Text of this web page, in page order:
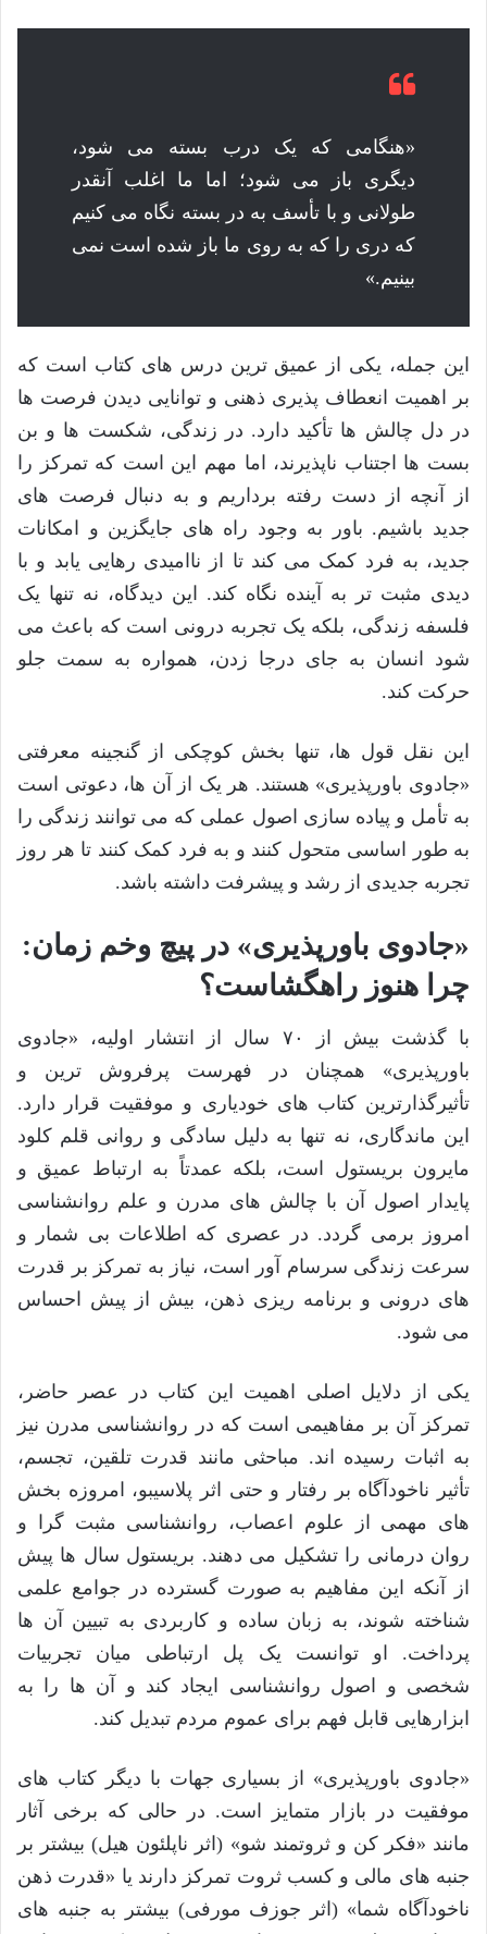
«هنگامی که یک درب بسته می شود،
دیگری باز می شود؛ اما ما اغلب آنقدر
طولانی و با تأسف به در بسته نگاه می کنیم
که دری را که به روی ما باز شده است نمی
بینیم.»
این جمله، یکی از عمیق ترین درس های کتاب است که
بر اهمیت انعطاف پذیری ذهنی و توانایی دیدن فرصت ها
در دل چالش ها تأکید دارد. در زندگی، شکست ها و بن
بست ها اجتناب ناپذیرند، اما مهم این است که تمرکز را
از آنچه از دست رفته برداریم و به دنبال فرصت های
جدید باشیم. باور به وجود راه های جایگزین و امکانات
جدید، به فرد کمک می کند تا از ناامیدی رهایی یابد و با
دیدی مثبت تر به آینده نگاه کند. این دیدگاه، نه تنها یک
فلسفه زندگی، بلکه یک تجربه درونی است که باعث می
شود انسان به جای درجا زدن، همواره به سمت جلو
حرکت کند.
این نقل قول ها، تنها بخش کوچکی از گنجینه معرفتی
«جادوی باورپذیری» هستند. هر یک از آن ها، دعوتی است
به تأمل و پیاده سازی اصول عملی که می توانند زندگی را
به طور اساسی متحول کنند و به فرد کمک کنند تا هر روز
تجربه جدیدی از رشد و پیشرفت داشته باشد.
«جادوی باورپذیری» در پیچ وخم زمان:
چرا هنوز راهگشاست؟
با گذشت بیش از ۷۰ سال از انتشار اولیه، «جادوی
باورپذیری» همچنان در فهرست پرفروش ترین و
تأثیرگذارترین کتاب های خودیاری و موفقیت قرار دارد.
این ماندگاری، نه تنها به دلیل سادگی و روانی قلم کلود
مایرون بریستول است، بلکه عمدتاً به ارتباط عمیق و
پایدار اصول آن با چالش های مدرن و علم روانشناسی
امروز برمی گردد. در عصری که اطلاعات بی شمار و
سرعت زندگی سرسام آور است، نیاز به تمرکز بر قدرت
های درونی و برنامه ریزی ذهن، بیش از پیش احساس
می شود.
یکی از دلایل اصلی اهمیت این کتاب در عصر حاضر،
تمرکز آن بر مفاهیمی است که در روانشناسی مدرن نیز
به اثبات رسیده اند. مباحثی مانند قدرت تلقین، تجسم،
تأثیر ناخودآگاه بر رفتار و حتی اثر پلاسیبو، امروزه بخش
های مهمی از علوم اعصاب، روانشناسی مثبت گرا و
روان درمانی را تشکیل می دهند. بریستول سال ها پیش
از آنکه این مفاهیم به صورت گسترده در جوامع علمی
شناخته شوند، به زبان ساده و کاربردی به تبیین آن ها
پرداخت. او توانست یک پل ارتباطی میان تجربیات
شخصی و اصول روانشناسی ایجاد کند و آن ها را به
ابزارهایی قابل فهم برای عموم مردم تبدیل کند.
«جادوی باورپذیری» از بسیاری جهات با دیگر کتاب های
موفقیت در بازار متمایز است. در حالی که برخی آثار
مانند «فکر کن و ثروتمند شو» (اثر ناپلئون هیل) بیشتر بر
جنبه های مالی و کسب ثروت تمرکز دارند یا «قدرت ذهن
ناخودآگاه شما» (اثر جوزف مورفی) بیشتر به جنبه های